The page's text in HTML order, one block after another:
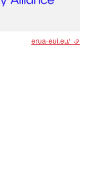
erua-eui.eu/ - lien